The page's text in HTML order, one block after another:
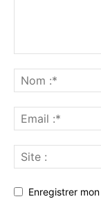
Enregistrer